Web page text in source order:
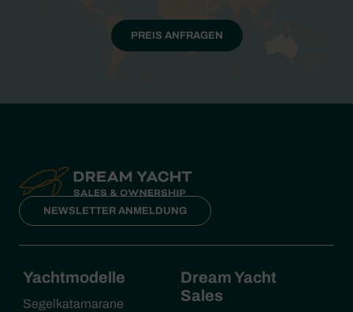
PREIS ANFRAGEN
NEWSLETTER ANMELDUNG
Yachtmodelle
Segelkatamarane
Dream Yacht
Sales